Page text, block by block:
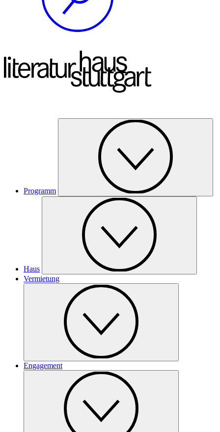
Programm
Haus
Vermietung
Engagement